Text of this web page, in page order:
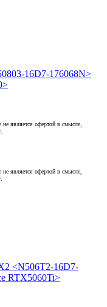
16D7-176068N>
не является офертой в смысле,
является офертой в смысле,
<N506T2-16D7-
RTX5060Ti>